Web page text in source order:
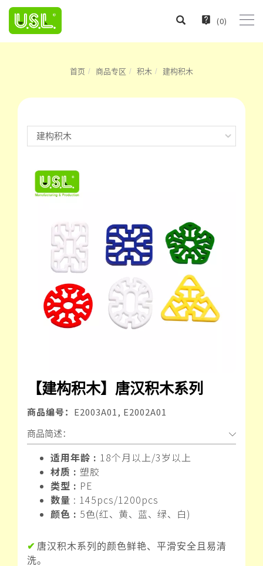
(0)
首页 商品专区 积木 建构积木
【建构积木】唐汉积木系列
商品编号： E2003A01, E2002A01
商品简述：
适用年龄 : 18个月以上/3岁以上
材质 : 塑胶
类型 : PE
数量 : 145pcs/1200pcs
颜色 : 5色(红、 黄、 蓝、 绿、 白)
✔ 唐汉积木系列的颜色鲜艳、平滑安全且易清
洗。